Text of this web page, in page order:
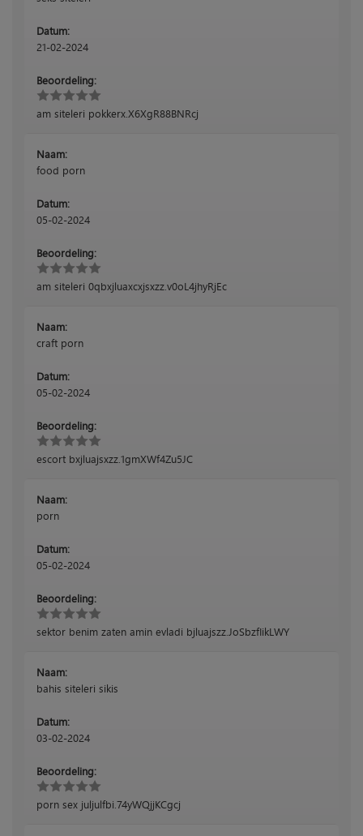
Datum:
21-02-2024
Beoordeling:
am siteleri pokkerx.X6XgR88BNRcj
Naam:
food porn
Datum:
05-02-2024
Beoordeling:
am siteleri 0qbxjluaxcxjsxzz.v0oL4jhyRjEc
Naam:
craft porn
Datum:
05-02-2024
Beoordeling:
escort bxjluajsxzz.1gmXWf4Zu5JC
Naam:
porn
Datum:
05-02-2024
Beoordeling:
sektor benim zaten amin evladi bjluajszz.JoSbzfIikLWY
Naam:
bahis siteleri sikis
Datum:
03-02-2024
Beoordeling:
porn sex juljulfbi.74yWQjjKCgcj